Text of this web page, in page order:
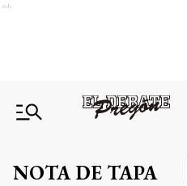
Ads
NOTA DE TAPA